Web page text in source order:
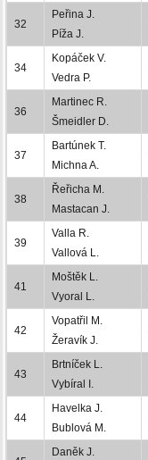
32
Peřina J.
Píža J.
34
Kopáček V.
Vedra P.
36
Martinec R.
Šmeidler D.
37
Bartúnek T.
Michna A.
38
Řeřicha M.
Mastacan J.
39
Valla R.
Vallová L.
41
Moštěk L.
Vyoral L.
42
Vopatřil M.
Žeravík J.
43
Brtníček L.
Vybíral I.
44
Havelka J.
Bublová M.
Daněk J.